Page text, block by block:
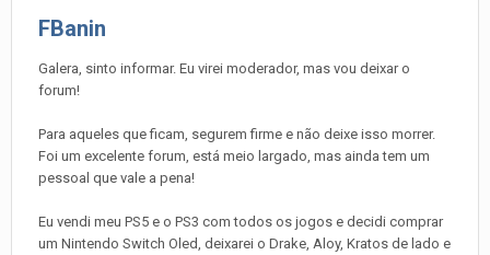
FBanin
Galera, sinto informar. Eu virei moderador, mas vou deixar o
forum!
Para aqueles que ficam, segurem firme e não deixe isso morrer.
Foi um excelente forum, está meio largado, mas ainda tem um
pessoal que vale a pena!
Eu vendi meu PS5 e o PS3 com todos os jogos e decidi comprar
um Nintendo Switch Oled, deixarei o Drake, Aloy, Kratos de lado e